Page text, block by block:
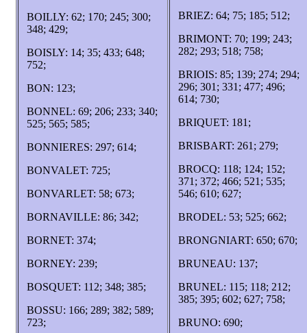
BOILLY: 62; 170; 245; 300;
348; 429;
BOISLY: 14; 35; 433; 648;
752;
BON: 123;
BONNEL: 69; 206; 233; 340;
525; 565; 585;
BONNIERES: 297; 614;
BONVALET: 725;
BONVARLET: 58; 673;
BORNAVILLE: 86; 342;
BORNET: 374;
BORNEY: 239;
BOSQUET: 112; 348; 385;
BOSSU: 166; 289; 382; 589;
723;
BRIEZ: 64; 75; 185; 512;
BRIMONT: 70; 199; 243;
282; 293; 518; 758;
BRIOIS: 85; 139; 274; 294;
296; 301; 331; 477; 496;
614; 730;
BRIQUET: 181;
BRISBART: 261; 279;
BROCQ: 118; 124; 152;
371; 372; 466; 521; 535;
546; 610; 627;
BRODEL: 53; 525; 662;
BRONGNIART: 650; 670;
BRUNEAU: 137;
BRUNEL: 115; 118; 212;
385; 395; 602; 627; 758;
BRUNO: 690;